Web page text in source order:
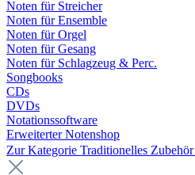
Noten für Streicher
Noten für Ensemble
Noten für Orgel
Noten für Gesang
Noten für Schlagzeug & Perc.
Songbooks
CDs
DVDs
Notationssoftware
Erweiterter Notenshop
Zur Kategorie Traditionelles Zubehör